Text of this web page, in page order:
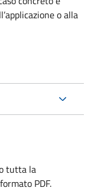
o alla
tutta la
PDF.